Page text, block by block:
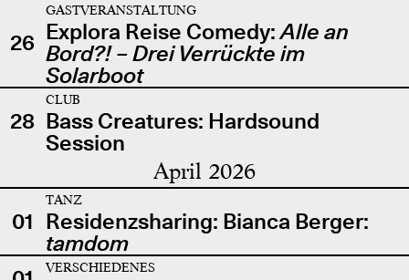
26
GASTVERANSTALTUNG
Explora Reise Comedy:Alle an
Bord?! – Drei Verrückte im
Solarboot
28
CLUB
Bass Creatures: Hardsound
Session
April 2026
01
TANZ
Residenzsharing: Bianca Berger:
tamdom
VERSCHIEDENES